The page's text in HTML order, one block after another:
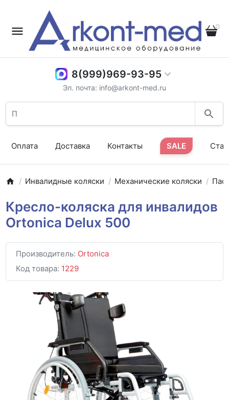
0
8(999)969-93-95
Эл. почта: info@arkont-med.ru
Оплата Доставка Контакты SALE
Инвалидные коляски Механические коляски
Кресло-коляска для инвалидов
Ortonica Delux 500
Производитель: Ortonica
Код товара: 1229